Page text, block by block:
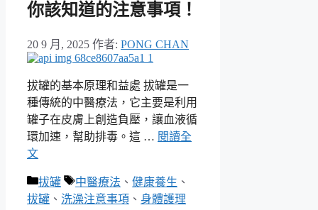
你該知道的注意事項！
20 9 月, 2025 作者: PONG CHAN
拔罐的基本原理和益處 拔罐是一
種傳統的中醫療法，它主要是利用
罐子在皮膚上創造負壓，讓血液循
環加速，幫助排毒。這 … 閱讀全
文
分
類
拔罐
標
籤
中醫療法 、 健康養生 、
拔罐 、 洗澡注意事項 、 身體護理